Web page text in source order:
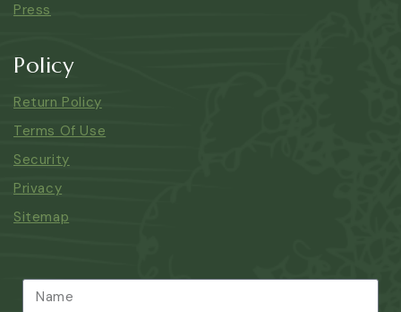
Press
Policy
Return Policy
Terms Of Use
Security
Privacy
Sitemap